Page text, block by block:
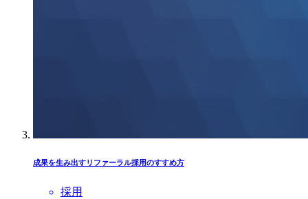
成果を生み出すリファーラル採用のすすめ方
採用